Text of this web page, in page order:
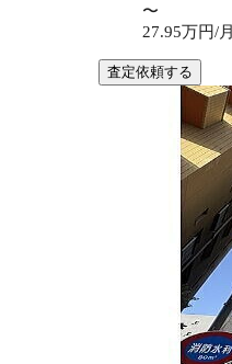
〜
27.95万円/月
査定依頼する